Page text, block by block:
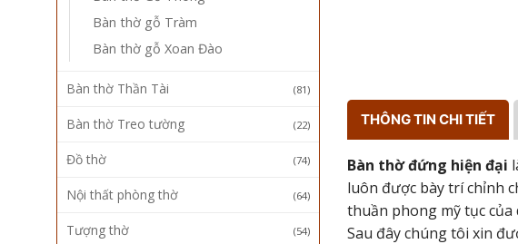
Bàn thờ gỗ Tràm
Bàn thờ gỗ Xoan Đào
Bàn thờ Thần Tài (81)
Bàn thờ Treo tường (22)
Đồ thờ (74)
Nội thất phòng thờ (64)
Tượng thờ (54)
THÔNG TIN CHI TIẾT
Bàn thờ đứng hiện đại
luôn được bày trí chỉnh
thuần phong mỹ tục của
Sau đây chúng tôi xin